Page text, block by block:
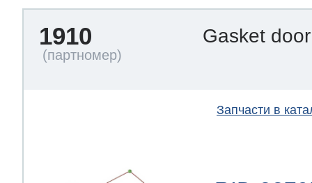
1910 Gasket
Запчасти в